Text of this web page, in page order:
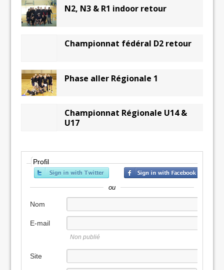
N2, N3 & R1 indoor retour
Championnat fédéral D2 retour
Phase aller Régionale 1
Championnat Régionale U14 &
Profil
ou
Nom
E-mail
Non publié
Site